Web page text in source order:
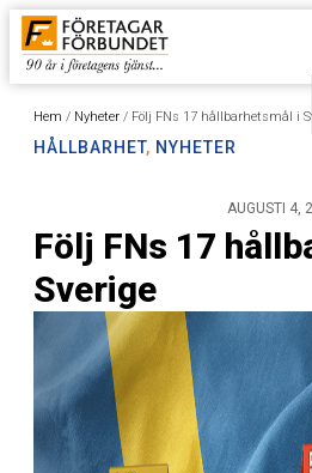
Hem / Nyheter / Följ FNs 17 hållbarhetsmål i
HÅLLBARHET, NYHETER
AUGUSTI 4,
Följ FNs 17
Sverige